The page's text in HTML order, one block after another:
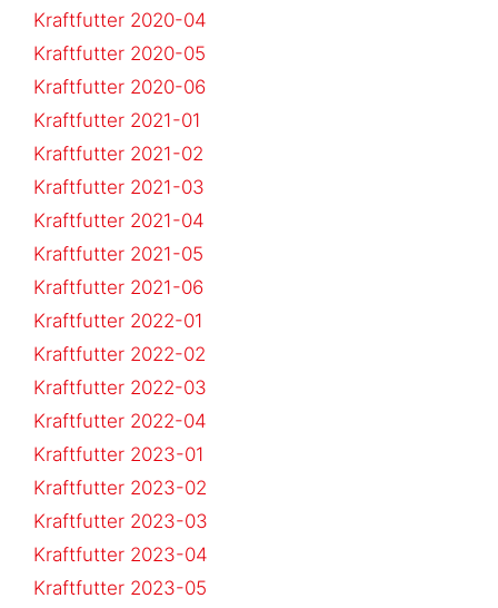
Kraftfutter 2020-04
Kraftfutter 2020-05
Kraftfutter 2020-06
Kraftfutter 2021-01
Kraftfutter 2021-02
Kraftfutter 2021-03
Kraftfutter 2021-04
Kraftfutter 2021-05
Kraftfutter 2021-06
Kraftfutter 2022-01
Kraftfutter 2022-02
Kraftfutter 2022-03
Kraftfutter 2022-04
Kraftfutter 2023-01
Kraftfutter 2023-02
Kraftfutter 2023-03
Kraftfutter 2023-04
Kraftfutter 2023-05